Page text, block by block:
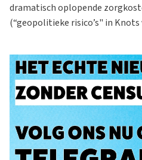
dramatisch oplopende
(“geopolitieke risico’s" in Knots